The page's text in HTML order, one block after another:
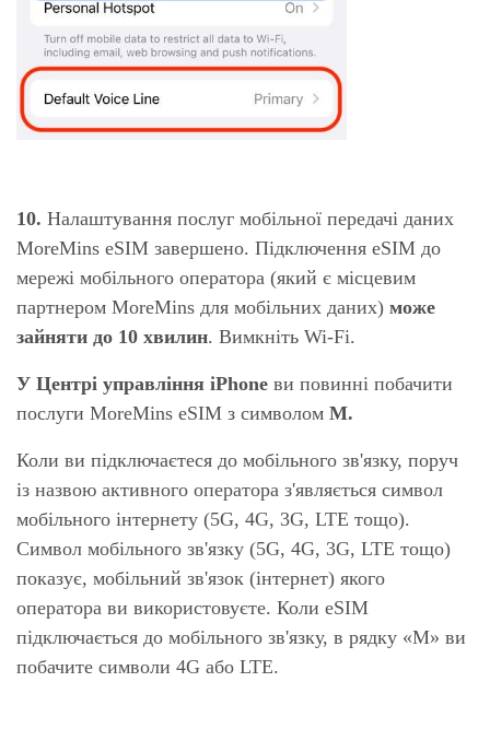
10. Налаштування послуг мобільної передачі даних
MoreMins eSIM завершено. Підключення eSIM до
мережі мобільного оператора (який є місцевим
партнером MoreMins для мобільних даних) може
зайняти до 10 хвилин. Вимкніть Wi-Fi.
У Центрі управління iPhone ви повинні побачити
послуги MoreMins eSIM з символом M.
Коли ви підключаєтеся до мобільного зв'язку, поруч
із назвою активного оператора з'являється символ
мобільного інтернету (5G, 4G, 3G, LTE тощо).
Символ мобільного зв'язку (5G, 4G, 3G, LTE тощо)
показує, мобільний зв'язок (інтернет) якого
оператора ви використовуєте. Коли eSIM
підключається до мобільного зв'язку, в рядку «M» ви
побачите символи 4G або LTE.